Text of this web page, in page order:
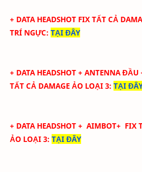
+ DATA HEADSHOT FIX TẤT CẢ
TRÍ NGỰC: TẠI ĐÂY
+ DATA HEADSHOT + ANTENNA
TẤT CẢ DAMAGE ẢO LOẠI 3: TẠI
+ DATA HEADSHOT + AIMBOT+ FIX
ẢO LOẠI 3: TẠI ĐÂY